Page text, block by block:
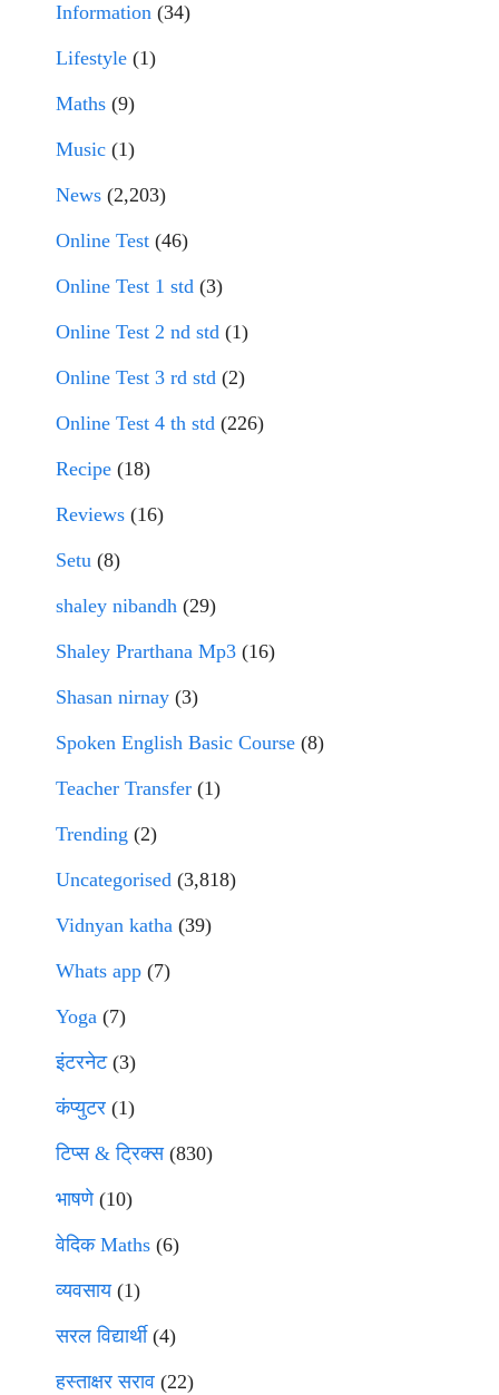
Information (34)
Lifestyle (1)
Maths (9)
Music (1)
News (2,203)
Online Test (46)
Online Test 1 std (3)
Online Test 2 nd std (1)
Online Test 3 rd std (2)
Online Test 4 th std (226)
Recipe (18)
Reviews (16)
Setu (8)
shaley nibandh (29)
Shaley Prarthana Mp3 (16)
Shasan nirnay (3)
Spoken English Basic Course (8)
Teacher Transfer (1)
Trending (2)
Uncategorised (3,818)
Vidnyan katha (39)
Whats app (7)
Yoga (7)
इंटरनेट(3)
कंप्युटर (1)
टिप्स & ट्रिक्स(830)
भाषणे(10)
वेदिक Maths (6)
व्यवसाय(1)
सरल विद्यार्थी(4)
हस्ताक्षर सराव (22)